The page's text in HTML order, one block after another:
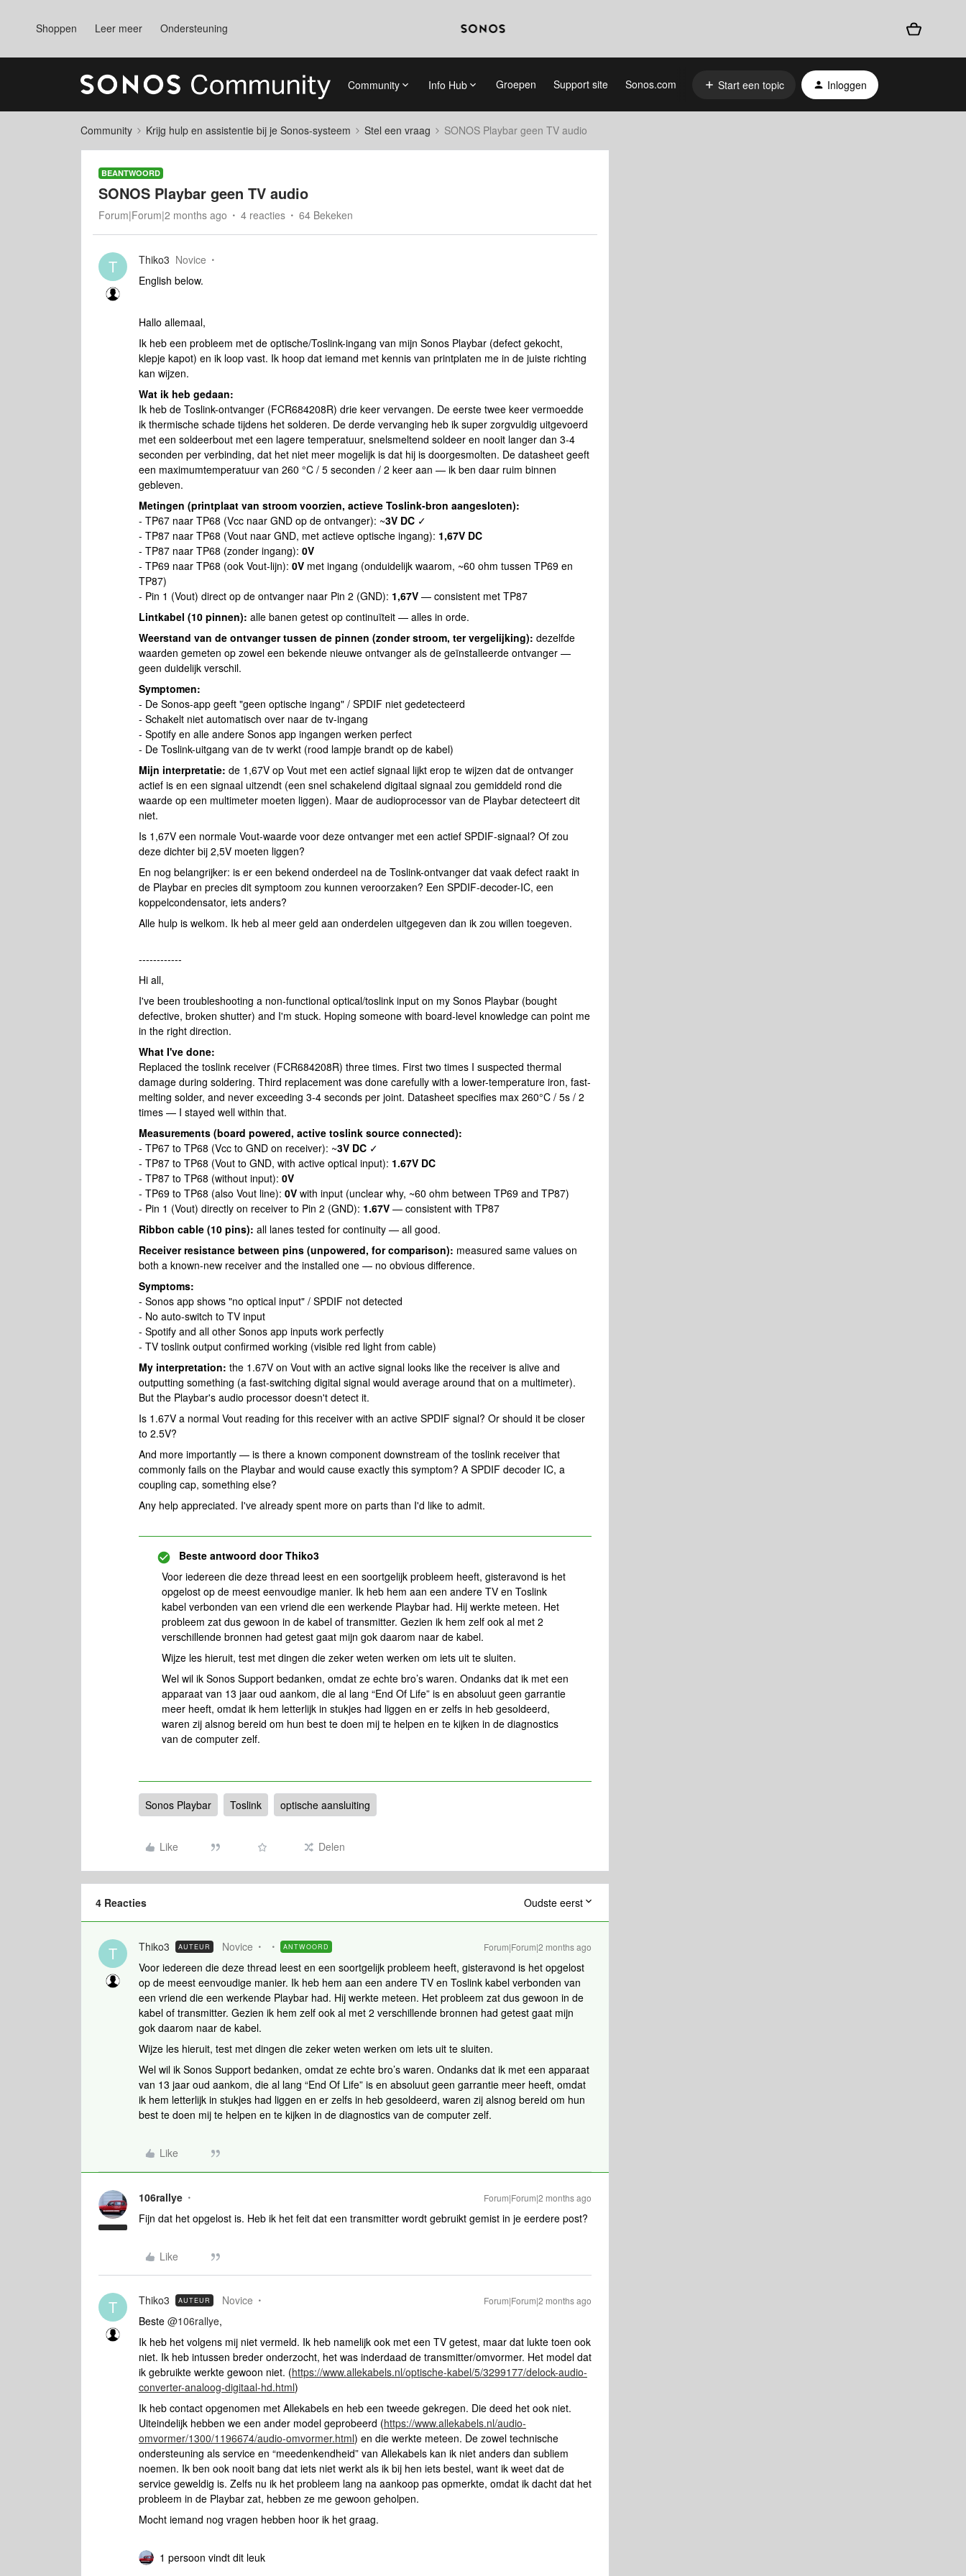
Shoppen Leer meer Ondersteuning
Community Info Hub Groepen Support site Sonos.com Start een topic Inloggen
Community Krijg hulp en assistentie bij je Sonos-systeem Stel een vraag SONOS Playbar geen TV audio
BEANTWOORD
SONOS Playbar geen TV audio
Forum|Forum|2 months ago 4 reacties 64 Bekeken
T Thiko3 Novice
English below.
Hallo allemaal,
Ik heb een probleem met de optische/Toslink-ingang van mijn Sonos Playbar (defect gekocht,
klepje kapot) en ik loop vast. Ik hoop dat iemand met kennis van printplaten me in de juiste richting
kan wijzen.
Wat ik heb gedaan:
Ik heb de Toslink-ontvanger (FCR684208R) drie keer vervangen. De eerste twee keer vermoedde
ik thermische schade tijdens het solderen. De derde vervanging heb ik super zorgvuldig uitgevoerd
met een soldeerbout met een lagere temperatuur, snelsmeltend soldeer en nooit langer dan 3-4
seconden per verbinding, dat het niet meer mogelijk is dat hij is doorgesmolten. De datasheet geeft
een maximumtemperatuur van 260 °C / 5 seconden / 2 keer aan — ik ben daar ruim binnen
gebleven.
Metingen (printplaat van stroom voorzien, actieve Toslink-bron aangesloten):
- TP67 naar TP68 (Vcc naar GND op de ontvanger): ~3V DC ✓
- TP87 naar TP68 (Vout naar GND, met actieve optische ingang): 1,67V DC
- TP87 naar TP68 (zonder ingang): 0V
- TP69 naar TP68 (ook Vout-lijn): 0V met ingang (onduidelijk waarom, ~60 ohm tussen TP69 en
TP87)
- Pin 1 (Vout) direct op de ontvanger naar Pin 2 (GND): 1,67V — consistent met TP87
Lintkabel (10 pinnen): alle banen getest op continuïteit — alles in orde.
Weerstand van de ontvanger tussen de pinnen (zonder stroom, ter vergelijking): dezelfde
waarden gemeten op zowel een bekende nieuwe ontvanger als de geïnstalleerde ontvanger —
geen duidelijk verschil.
Symptomen:
- De Sonos-app geeft "geen optische ingang" / SPDIF niet gedetecteerd
- Schakelt niet automatisch over naar de tv-ingang
- Spotify en alle andere Sonos app ingangen werken perfect
- De Toslink-uitgang van de tv werkt (rood lampje brandt op de kabel)
Mijn interpretatie: de 1,67V op Vout met een actief signaal lijkt erop te wijzen dat de ontvanger
actief is en een signaal uitzendt (een snel schakelend digitaal signaal zou gemiddeld rond die
waarde op een multimeter moeten liggen). Maar de audioprocessor van de Playbar detecteert dit
niet.
Is 1,67V een normale Vout-waarde voor deze ontvanger met een actief SPDIF-signaal? Of zou
deze dichter bij 2,5V moeten liggen?
En nog belangrijker: is er een bekend onderdeel na de Toslink-ontvanger dat vaak defect raakt in
de Playbar en precies dit symptoom zou kunnen veroorzaken? Een SPDIF-decoder-IC, een
koppelcondensator, iets anders?
Alle hulp is welkom. Ik heb al meer geld aan onderdelen uitgegeven dan ik zou willen toegeven.
------------
Hi all,
I've been troubleshooting a non-functional optical/toslink input on my Sonos Playbar (bought
defective, broken shutter) and I'm stuck. Hoping someone with board-level knowledge can point me
in the right direction.
What I've done:
Replaced the toslink receiver (FCR684208R) three times. First two times I suspected thermal
damage during soldering. Third replacement was done carefully with a lower-temperature iron, fast-
melting solder, and never exceeding 3-4 seconds per joint. Datasheet specifies max 260°C / 5s / 2
times — I stayed well within that.
Measurements (board powered, active toslink source connected):
- TP67 to TP68 (Vcc to GND on receiver): ~3V DC ✓
- TP87 to TP68 (Vout to GND, with active optical input): 1.67V DC
- TP87 to TP68 (without input): 0V
- TP69 to TP68 (also Vout line): 0V with input (unclear why, ~60 ohm between TP69 and TP87)
- Pin 1 (Vout) directly on receiver to Pin 2 (GND): 1.67V — consistent with TP87
Ribbon cable (10 pins): all lanes tested for continuity — all good.
Receiver resistance between pins (unpowered, for comparison): measured same values on
both a known-new receiver and the installed one — no obvious difference.
Symptoms:
- Sonos app shows "no optical input" / SPDIF not detected
- No auto-switch to TV input
- Spotify and all other Sonos app inputs work perfectly
- TV toslink output confirmed working (visible red light from cable)
My interpretation: the 1.67V on Vout with an active signal looks like the receiver is alive and
outputting something (a fast-switching digital signal would average around that on a multimeter).
But the Playbar's audio processor doesn't detect it.
Is 1.67V a normal Vout reading for this receiver with an active SPDIF signal? Or should it be closer
to 2.5V?
And more importantly — is there a known component downstream of the toslink receiver that
commonly fails on the Playbar and would cause exactly this symptom? A SPDIF decoder IC, a
coupling cap, something else?
Any help appreciated. I've already spent more on parts than I'd like to admit.
Beste antwoord doorThiko3
Voor iedereen die deze thread leest en een soortgelijk probleem heeft, gisteravond is het
opgelost op de meest eenvoudige manier. Ik heb hem aan een andere TV en Toslink
kabel verbonden van een vriend die een werkende Playbar had. Hij werkte meteen. Het
probleem zat dus gewoon in de kabel of transmitter. Gezien ik hem zelf ook al met 2
verschillende bronnen had getest gaat mijn gok daarom naar de kabel.
Wijze les hieruit, test met dingen die zeker weten werken om iets uit te sluiten.
Wel wil ik Sonos Support bedanken, omdat ze echte bro’s waren. Ondanks dat ik met een
apparaat van 13 jaar oud aankom, die al lang “End Of Life” is en absoluut geen garrantie
meer heeft, omdat ik hem letterlijk in stukjes had liggen en er zelfs in heb gesoldeerd,
waren zij alsnog bereid om hun best te doen mij te helpen en te kijken in de diagnostics
van de computer zelf.
Sonos Playbar Toslink optische aansluiting
Like Delen
4 Reacties Oudste eerst
T Thiko3 AUTEUR Novice ANTWOORD Forum|Forum|2 months ago
Voor iedereen die deze thread leest en een soortgelijk probleem heeft, gisteravond is het opgelost
op de meest eenvoudige manier. Ik heb hem aan een andere TV en Toslink kabel verbonden van
een vriend die een werkende Playbar had. Hij werkte meteen. Het probleem zat dus gewoon in de
kabel of transmitter. Gezien ik hem zelf ook al met 2 verschillende bronnen had getest gaat mijn
gok daarom naar de kabel.
Wijze les hieruit, test met dingen die zeker weten werken om iets uit te sluiten.
Wel wil ik Sonos Support bedanken, omdat ze echte bro’s waren. Ondanks dat ik met een apparaat
van 13 jaar oud aankom, die al lang “End Of Life” is en absoluut geen garrantie meer heeft, omdat
ik hem letterlijk in stukjes had liggen en er zelfs in heb gesoldeerd, waren zij alsnog bereid om hun
best te doen mij te helpen en te kijken in de diagnostics van de computer zelf.
Like
106rallye Forum|Forum|2 months ago
Fijn dat het opgelost is. Heb ik het feit dat een transmitter wordt gebruikt gemist in je eerdere post?
Like
T Thiko3 AUTEUR Novice Forum|Forum|2 months ago
Beste ​ @106rallye,
Ik heb het volgens mij niet vermeld. Ik heb namelijk ook met een TV getest, maar dat lukte toen ook
niet. Ik heb intussen breder onderzocht, het was inderdaad de transmitter/omvormer. Het model dat
ik gebruikte werkte gewoon niet. (https://www.allekabels.nl/optische-kabel/5/3299177/delock-audio-
converter-analoog-digitaal-hd.html)
Ik heb contact opgenomen met Allekabels en heb een tweede gekregen. Die deed het ook niet.
Uiteindelijk hebben we een ander model geprobeerd (https://www.allekabels.nl/audio-
omvormer/1300/1196674/audio-omvormer.html) en die werkte meteen. De zowel technische
ondersteuning als service en “meedenkendheid” van Allekabels kan ik niet anders dan subliem
noemen. Ik ben ook nooit bang dat iets niet werkt als ik bij hen iets bestel, want ik weet dat de
service geweldig is. Zelfs nu ik het probleem lang na aankoop pas opmerkte, omdat ik dacht dat het
probleem in de Playbar zat, hebben ze me gewoon geholpen.
Mocht iemand nog vragen hebben hoor ik het graag.
1 persoon vindt dit leuk